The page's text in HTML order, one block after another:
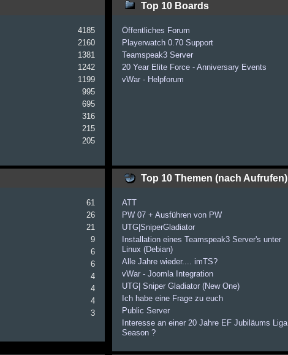
4185
2160
1381
1242
1199
995
695
316
215
205
Top 10 Boards
Öffentliches Forum
Playerwatch 0.70 Support
Teamspeak3 Server
20 Year Elite Force - Anniversary Events
vWar - Helpforum
61
26
21
9
6
6
4
4
4
3
Top 10 Themen (nach Aufrufen)
ATT
PW 07 + Ausführen von PW
UTG|SniperGladiator
Installation eines Teamspeak3 Server's unter
Linux (Debian)
Alle Jahre wieder.... imTS?
vWar - Joomla Integration
UTG| Sniper Gladiator (New One)
Ich habe eine Frage zu euch
Public Server
Interesse an einer 20 Jahre EF Jubiläums Liga
Season ?